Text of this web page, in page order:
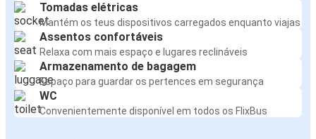
Tomadas elétricas
Mantém os teus dispositivos carregados enquanto viajas
Assentos confortáveis
Relaxa com mais espaço e lugares reclináveis
Armazenamento de bagagem
Espaço para guardar os pertences em segurança
WC
Convenientemente disponível em todos os FlixBus